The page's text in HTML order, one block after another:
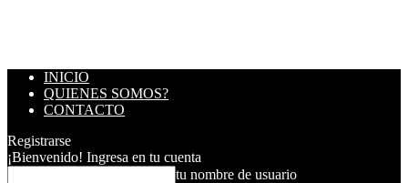
INICIO
QUIENES SOMOS?
CONTACTO
Registrarse
¡Bienvenido! Ingresa en tu cuenta
tu nombre de usuario